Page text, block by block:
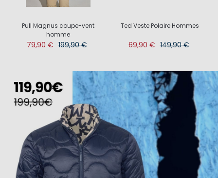
Pull Magnus coupe-vent
homme
79,90 € 199,90 €
Ted Veste Polaire Hommes
69,90 € 149,90 €